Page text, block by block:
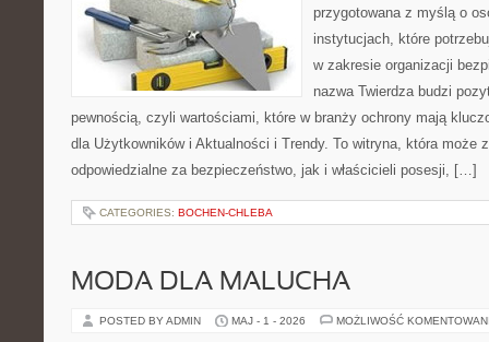
przygotowana z myślą o
instytucjach, które
w zakresie organizacji
nazwa Twierdza budzi
pewnością, czyli wartościami, które w branży ochrony mają
dla Użytkowników i Aktualności i Trendy. To witryna, która może
odpowiedzialne za bezpieczeństwo, jak i właścicieli posesji, […]
CATEGORIES: BOCHEN-CHLEBA
MODA DLA MALUCHA
POSTED BY ADMIN MAJ - 1 - 2026 MOŻLIWOŚĆ